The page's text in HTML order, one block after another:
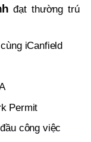
đạt thường trú
iCanfield
Permit
công việc